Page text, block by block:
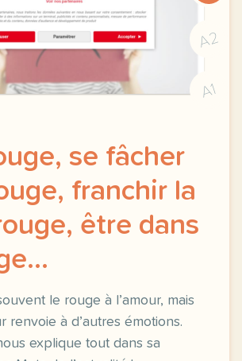
A2
A1
se fâcher
franchir la
être dans
le rouge à l’amour, mais
renvoie à d’autres émotions.
explique tout dans sa